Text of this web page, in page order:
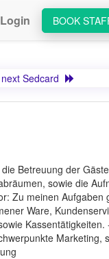
BOOK
Login
next Sedcard
Betreuung der
sowie die
Zu meinen Aufgaben
Ware,
Kassentätigkeiten.
Marketing,